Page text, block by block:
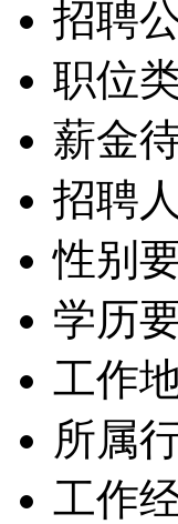
招聘
职位
薪金
招聘
性别
学历
工作
所属
工作